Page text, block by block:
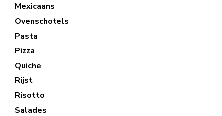
Mexicaans
Ovenschotels
Pasta
Pizza
Quiche
Rijst
Risotto
Salades